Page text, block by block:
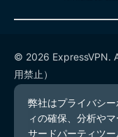
© 2026 ExpressVPN.
用禁止）
プライバシーポリシー
利用規約
Cookieの設定